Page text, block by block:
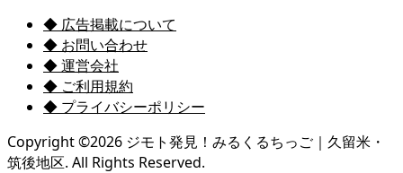
◆ 広告掲載について
◆ お問い合わせ
◆ 運営会社
◆ ご利用規約
◆ プライバシーポリシー
Copyright ©2026 ジモト発見！みるくるちっご｜久留米・
筑後地区. All Rights Reserved.